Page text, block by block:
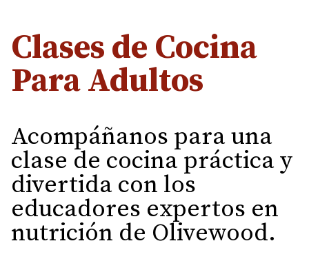
Clases de Cocina
Para Adultos
Acompáñanos para una
clase de cocina práctica y
divertida con los
educadores expertos en
nutrición de Olivewood.